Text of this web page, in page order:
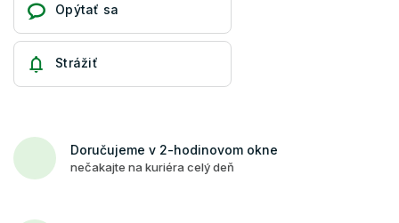
Opýtať sa
Strážiť
Doručujeme v 2-hodinovom okne
nečakajte na kuriéra celý deň